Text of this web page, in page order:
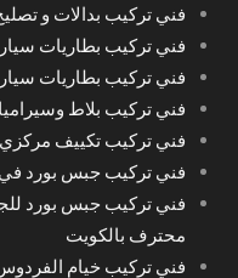
فني تركيب بدالات و
فني تركيب بطاريات
فني تركيب بطاريات
فني تركيب بلاط
فني تركيب تكييف
فني تركيب جبس بورد في
فني تركيب جبس بورد
محترف بالكويت
فني تركيب خيام